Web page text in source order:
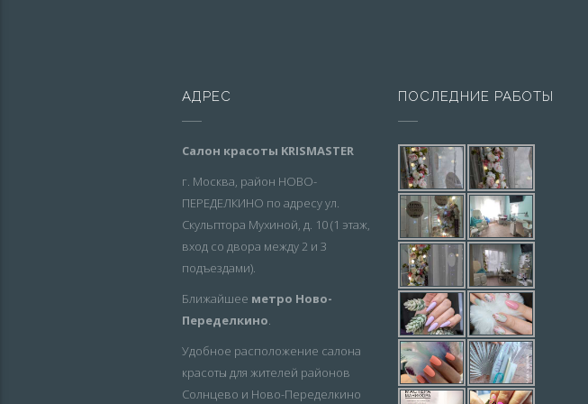
АДРЕС
Салон красоты KRISMASTER
г. Москва, район НОВО-
ПЕРЕДЕЛКИНО по адресу ул.
Скульптора Мухиной, д. 10 (1 этаж,
вход со двора между 2 и 3
подъездами).
Ближайшее метро Ново-
Переделкино.
Удобное расположение салона
красоты для жителей районов
Солнцево и Ново-Переделкино
ПОСЛЕДНИЕ РАБОТЫ